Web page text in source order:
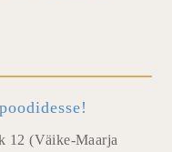
12 (Väike-Maarja